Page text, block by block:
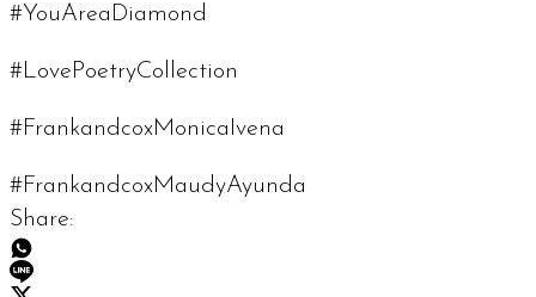
#YouAreaDiamond
#LovePoetryCollection
#FrankandcoxMonicaIvena
#FrankandcoxMaudyAyunda
Share: